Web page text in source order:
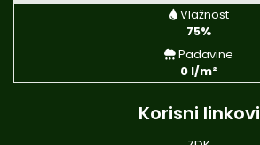
Vlažnost
75%
Padavine
0 l/m²
Korisni linkovi